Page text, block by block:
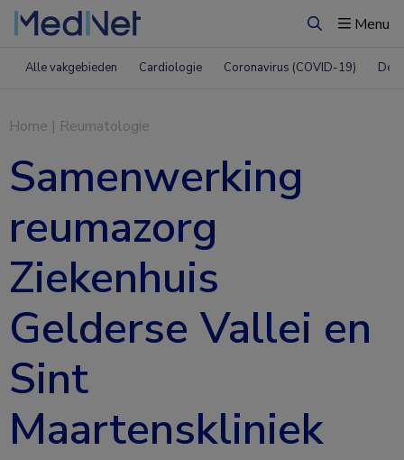
ZoekenMenu
Alle vakgebieden Cardiologie Coronavirus (COVID-19)
Home | Reumatologie
Samenwerking
reumazorg
Ziekenhuis
Gelderse Vallei en
Sint
Maartenskliniek